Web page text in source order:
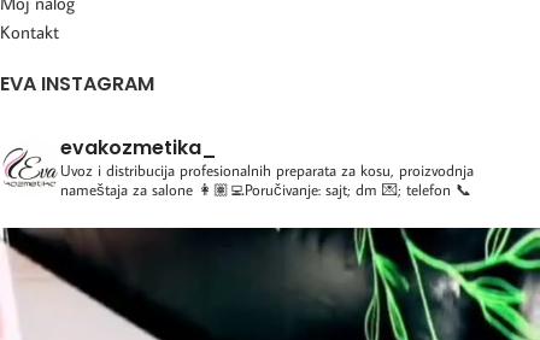
Kontakt
EVA INSTAGRAM
evakozmetika_
Uvoz i distribucija profesionalnih preparata za kosu, proizvodnja
nameštaja za salone 👩🏽‍💻Poručivanje: sajt; dm 💌; telefon 📞